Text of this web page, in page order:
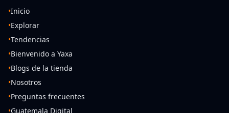
•Inicio
•Explorar
•Tendencias
•Bienvenido a Yaxa
•Blogs de la tienda
•Nosotros
•Preguntas frecuentes
•Guatemala Digital